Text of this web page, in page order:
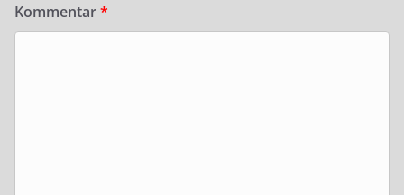
Kommentar*